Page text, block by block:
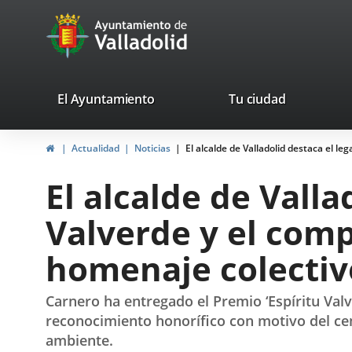
Portal
Web
Ayuntamiento
de
valladolid.es
El Ayuntamiento Tu ciudad
InicioActualidad Noticias El alcalde de Valladolid destaca el
El alcalde de
Valverde y el
homenaje
Carnero ha entregado el Premio ‘Espíritu
reconocimiento honorífico con motivo del
ambiente.